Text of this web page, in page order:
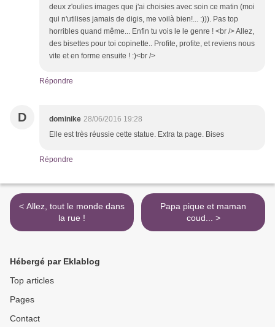
deux z'oulies images que j'ai choisies avec soin ce matin (moi
qui n'utilises jamais de digis, me voilà bien!... :))). Pas top
horribles quand même... Enfin tu vois le le genre ! <br /> Allez,
des bisettes pour toi copinette.. Profite, profite, et reviens nous
vite et en forme ensuite ! :)<br />
Répondre
D dominike 28/06/2016 19:28
Elle est très réussie cette statue. Extra ta page. Bises
Répondre
< Allez, tout le monde dans
la rue !
Papa pique et maman
coud... >
Hébergé par Eklablog
Top articles
Pages
Contact